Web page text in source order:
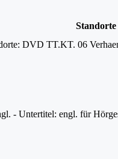
Standorte
DVD TT.KT. 06
- Untertitel: engl. für